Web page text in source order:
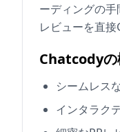
ーディングの
レビューを直接
Chatcodyの
シームレス
インタラク